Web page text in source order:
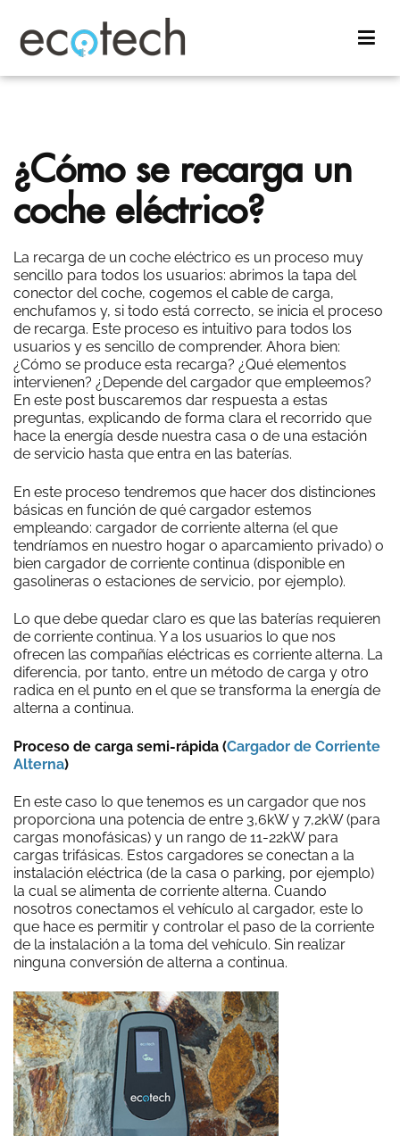
contenido
Ecotech Cargadores
Fabricante nacional de soluciones de recarga inteligente.
¿Cómo se recarga un
coche eléctrico?
La recarga de un coche eléctrico es un proceso muy
sencillo para todos los usuarios: abrimos la tapa del
conector del coche, cogemos el cable de carga,
enchufamos y, si todo está correcto, se inicia el proceso
de recarga. Este proceso es intuitivo para todos los
usuarios y es sencillo de comprender. Ahora bien:
¿Cómo se produce esta recarga? ¿Qué elementos
intervienen? ¿Depende del cargador que empleemos?
En este post buscaremos dar respuesta a estas
preguntas, explicando de forma clara el recorrido que
hace la energía desde nuestra casa o de una estación
de servicio hasta que entra en las baterías.
En este proceso tendremos que hacer dos distinciones
básicas en función de qué cargador estemos
empleando: cargador de corriente alterna (el que
tendríamos en nuestro hogar o aparcamiento privado) o
bien cargador de corriente continua (disponible en
gasolineras o estaciones de servicio, por ejemplo).
Lo que debe quedar claro es que las baterías requieren
de corriente continua. Y a los usuarios lo que nos
ofrecen las compañías eléctricas es corriente alterna. La
diferencia, por tanto, entre un método de carga y otro
radica en el punto en el que se transforma la energía de
alterna a continua.
Proceso de carga semi-rápida (Cargador de Corriente
Alterna)
En este caso lo que tenemos es un cargador que nos
proporciona una potencia de entre 3,6kW y 7,2kW (para
cargas monofásicas) y un rango de 11-22kW para
cargas trifásicas. Estos cargadores se conectan a la
instalación eléctrica (de la casa o parking, por ejemplo)
la cual se alimenta de corriente alterna. Cuando
nosotros conectamos el vehículo al cargador, este lo
que hace es permitir y controlar el paso de la corriente
de la instalación a la toma del vehículo. Sin realizar
ninguna conversión de alterna a continua.